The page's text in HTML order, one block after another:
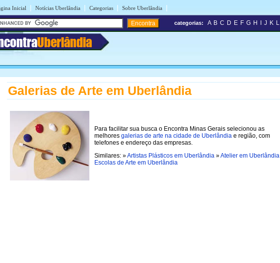
Inicial | Notícias Uberlândia | Categorias | Sobre Uberlândia |
Uberlândia
categorias: A B C D E F G H J K L
Galerias de Arte em Uberlândia
Para facilitar sua busca o Encontra Minas Gerais selecionou as
melhores galerias de arte na cidade de Uberlândia e região, com
telefones e endereço das empresas.
Similares: »Artistas Plásticos em Uberlândia »Atelier em Uberlândia
Escolas de Arte em Uberlândia